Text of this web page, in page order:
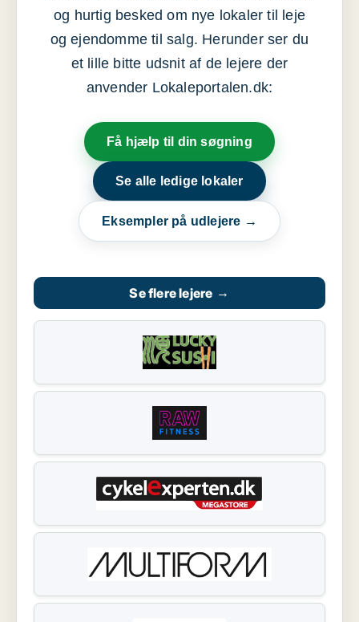
og hurtig besked om nye lokaler til leje
og ejendomme til salg. Herunder ser du
et lille bitte udsnit af de lejere der
anvender Lokaleportalen.dk:
Få hjælp til din søgning
Se alle ledige lokaler
Eksempler på udlejere →
Se flere lejere →